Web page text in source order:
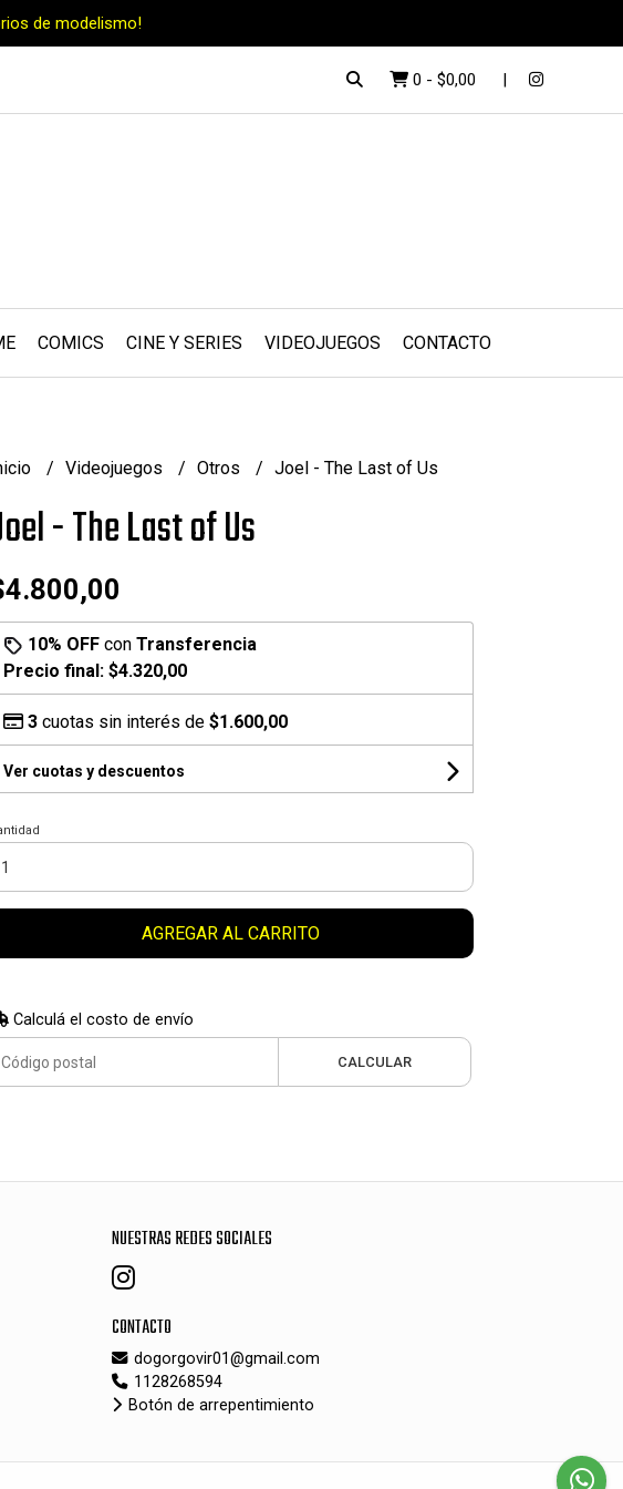
de modelismo!
0 - $0,00
COMICS CINE Y SERIES VIDEOJUEGOS CONTACTO
Videojuegos Otros Joel - The Last of Us
- The Last of Us
10% OFFcon Transferencia
Precio final: $4.320,00
3cuotas sin interés de $1.600,00
Ver cuotas y descuentos
AGREGAR AL CARRITO
Calculá el costo de envío
CALCULAR
NUESTRAS REDES SOCIALES
CONTACTO
dogorgovir01@gmail.com
1128268594
Botón de arrepentimiento